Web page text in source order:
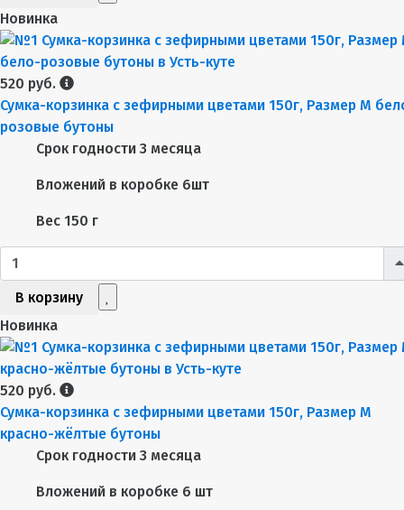
Новинка
520 руб.
Сумка-корзинка с зефирными цветами 150г, Размер М
розовые бутоны
Срок годности 3 месяца
Вложений в коробке 6шт
Вес 150 г
В корзину
Новинка
520 руб.
Сумка-корзинка с зефирными цветами 150г, Размер М
красно-жёлтые бутоны
Срок годности 3 месяца
Вложений в коробке 6 шт